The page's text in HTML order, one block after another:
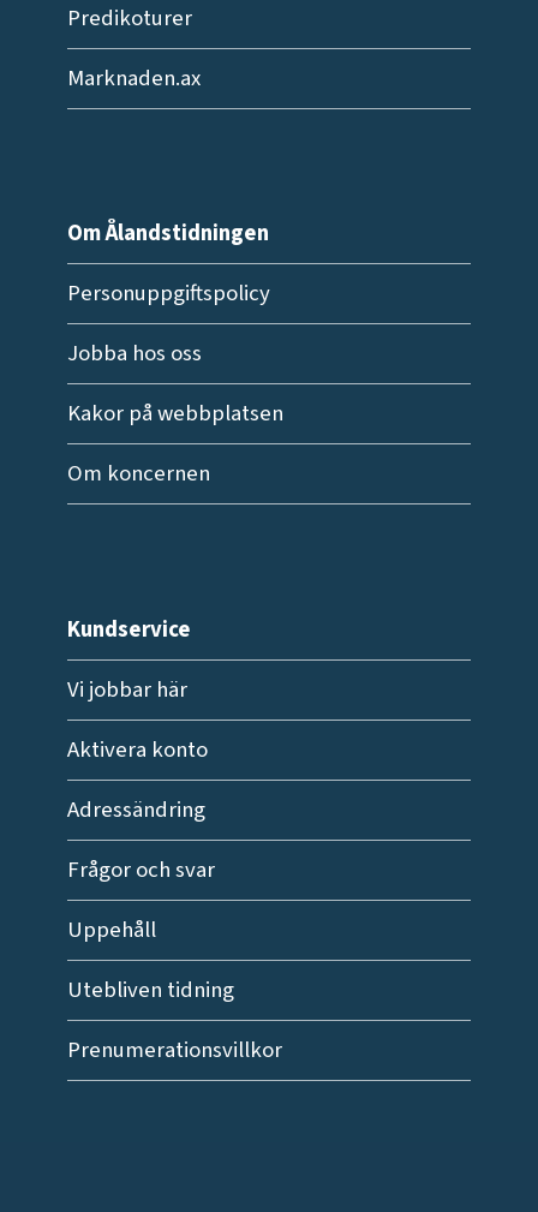
Predikoturer
Marknaden.ax
Om Ålandstidningen
Personuppgiftspolicy
Jobba hos oss
Kakor på webbplatsen
Om koncernen
Kundservice
Vi jobbar här
Aktivera konto
Adressändring
Frågor och svar
Uppehåll
Utebliven tidning
Prenumerationsvillkor